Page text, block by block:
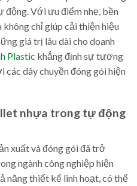
động. Với ưu điểm nhẹ, bền
không chỉ giúp cải thiện hiệu
giá trị lâu dài cho doanh
Plastic khẳng định sự tương
dây chuyền đóng gói hiện
nhựa trong tự động
xuất và đóng gói đã trở
ngành công nghiệp hiện
năng thiết kế linh hoạt, có thể